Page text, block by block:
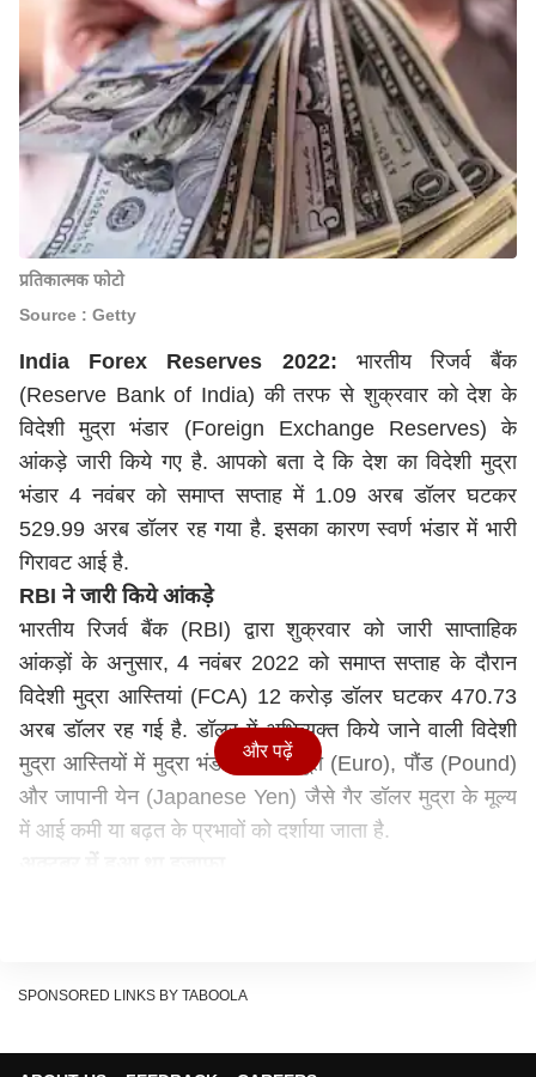
प्रतिकात्मक फोटो
Source : Getty
India Forex Reserves 2022: भारतीय रिजर्व बैंक
(Reserve Bank of India) की तरफ से शुक्रवार को देश के
विदेशी मुद्रा भंडार (Foreign Exchange Reserves) के
आंकड़े जारी किये गए है. आपको बता दे कि देश का विदेशी मुद्रा
भंडार 4 नवंबर को समाप्त सप्ताह में 1.09 अरब डॉलर घटकर
529.99 अरब डॉलर रह गया है. इसका कारण स्वर्ण भंडार में भारी
गिरावट आई है.
RBI ने जारी किये आंकड़े
भारतीय रिजर्व बैंक (RBI) द्वारा शुक्रवार को जारी साप्ताहिक
आंकड़ों के अनुसार, 4 नवंबर 2022 को समाप्त सप्ताह के दौरान
विदेशी मुद्रा आस्तियां (FCA) 12 करोड़ डॉलर घटकर 470.73
अरब डॉलर रह गई है. डॉलर में अभिव्यक्त किये जाने वाली विदेशी
मुद्रा आस्तियों में मुद्रा भंडार में रखे यूरो (Euro), पौंड (Pound)
और जापानी येन (Japanese Yen) जैसे गैर डॉलर मुद्रा के मूल्य
में आई कमी या बढ़त के प्रभावों को दर्शाया जाता है.
हफ्ते में विदेशी मुद्रा भंडार 3.847 अरब डॉलर घटकर 524.52
और पढ़ें
SPONSORED LINKS BY TABOOLA